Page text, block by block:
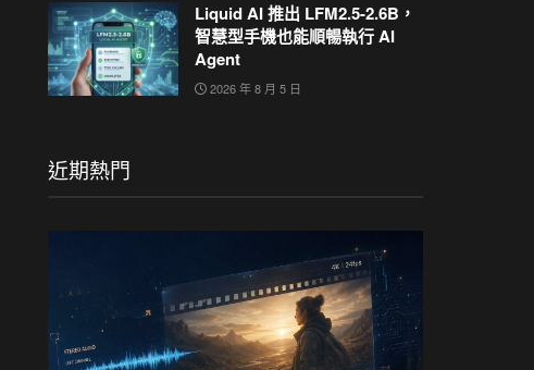
Liquid AI 推出 LFM2.5-2.6B，
智慧型手機也能順暢執行 AI
Agent
2026 年 8 月 5 日
近期熱門